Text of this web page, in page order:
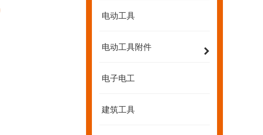
电动工具
电动工具附件
电子电工
建筑工具